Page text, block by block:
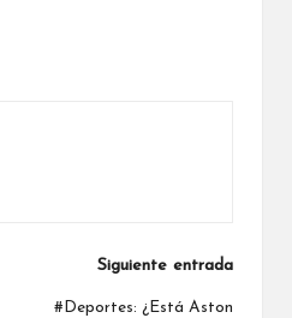
Siguiente entrada
#Deportes: ¿Está Aston